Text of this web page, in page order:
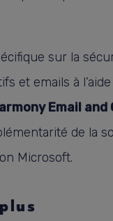
sur la
et emails à
Email
de la
Microsoft.